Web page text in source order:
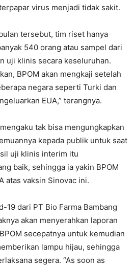
virus menjadi tidak sakit.
tersebut, tim riset hanya
540 orang atau sampel dari
uji klinis secara keseluruhan.
BPOM akan mengkaji setelah
negara seperti Turki dan
EUA,” terangnya.
tak bisa mengungkapkan
kepada publik untuk saat
uji klinis interim itu
baik, sehingga ia yakin BPOM
atas vaksin Sinovac ini.
19 dari PT Bio Farma Bambang
akan menyerahkan laporan
secepatnya untuk kemudian
lampu hijau, sehingga
segera. “As soon as